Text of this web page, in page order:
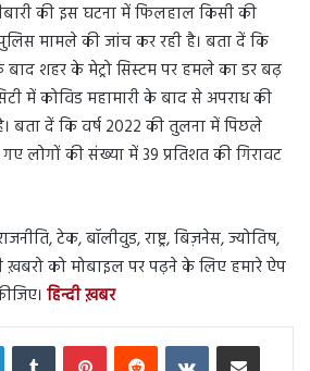
की इस घटना में फिलहाल किसी की
पुलिस मामले की जांच कर रही है। बता दें कि
शहर के मेट्रो सिस्टम पर हमले का डर बढ़
में कोविड महामारी के बाद से अपराध की
बता दें कि वर्ष 2022 की तुलना में पिछले
लोगों की संख्या में 39 प्रतिशत की गिरावट
टेक, बॉलीवुड, राष्ट्र, बिज़नेस, ज्योतिष,
ख़बरो को मोबाइल पर पढ़ने के लिए हमारे ऐप
हिन्दी ख़बर
LinkedInTumblr PinterestReddit VKontakteShare via Email